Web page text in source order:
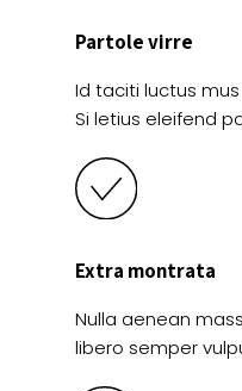
Partole virre
Id taciti luctus
Si letius eleifend
Extra montrata
Nulla aenean
libero semper